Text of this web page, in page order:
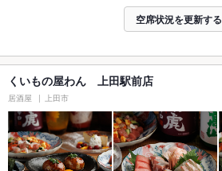
空席状況を更新する
くいもの屋わん 上田駅前店
居酒屋 上田市